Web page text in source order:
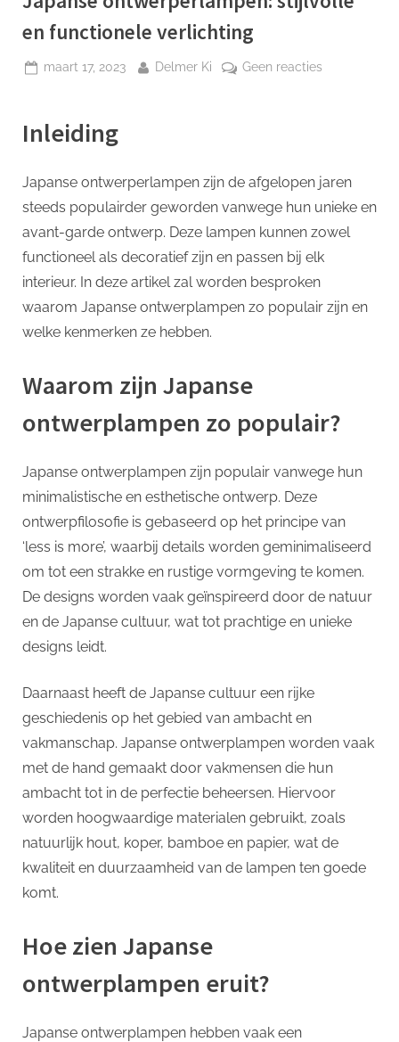
en functionele verlichting
Geplaatst
maart 17, 2023 Door
Delmer Ki Geen reactiesop
verlichting
Inleiding
Japanse ontwerperlampen zijn de afgelopen jaren
steeds populairder geworden vanwege hun unieke en
avant-garde ontwerp. Deze lampen kunnen zowel
functioneel als decoratief zijn en passen bij elk
interieur. In deze artikel zal worden besproken
waarom Japanse ontwerplampen zo populair zijn en
welke kenmerken ze hebben.
Waarom zijn Japanse
ontwerplampen zo populair?
Japanse ontwerplampen zijn populair vanwege hun
minimalistische en esthetische ontwerp. Deze
ontwerpfilosofie is gebaseerd op het principe van
‘less is more’, waarbij details worden geminimaliseerd
om tot een strakke en rustige vormgeving te komen.
De designs worden vaak geïnspireerd door de natuur
en de Japanse cultuur, wat tot prachtige en unieke
designs leidt.
Daarnaast heeft de Japanse cultuur een rijke
geschiedenis op het gebied van ambacht en
vakmanschap. Japanse ontwerplampen worden vaak
met de hand gemaakt door vakmensen die hun
ambacht tot in de perfectie beheersen. Hiervoor
worden hoogwaardige materialen gebruikt, zoals
natuurlijk hout, koper, bamboe en papier, wat de
kwaliteit en duurzaamheid van de lampen ten goede
komt.
Hoe zien Japanse
ontwerplampen eruit?
Japanse ontwerplampen hebben vaak een